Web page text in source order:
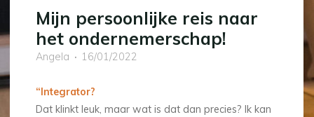
Mijn persoonlijke reis naar
het ondernemerschap!
Angela 16/01/2022
“Integrator?
Dat klinkt leuk, maar wat is dat dan precies? Ik kan